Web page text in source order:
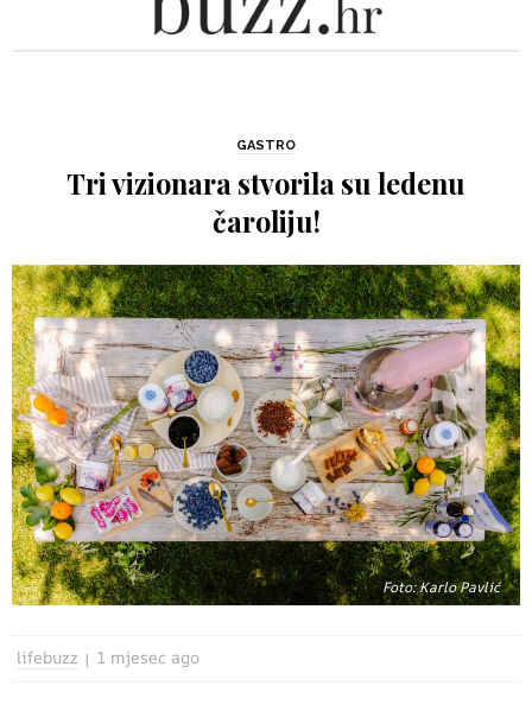
GASTRO
Tri vizionara stvorila su ledenu
čaroliju!
Foto: Karlo Pavlić
lifebuzz 1 mjesec ago